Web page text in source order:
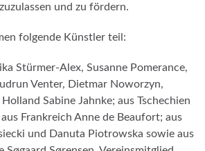
und zu fördern.
folgende Künstler teil:
Stürmer-Alex, Susanne Pomerance,
Venter, Dietmar Noworzyn,
Sabine Jahnke; aus Tschechien
Frankreich Anne de Beaufort; aus
und Danuta Piotrowska sowie aus